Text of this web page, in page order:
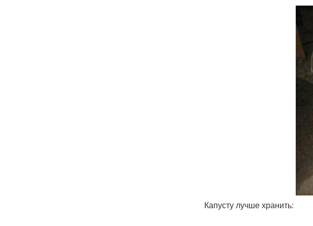
Капусту лучше хранить: